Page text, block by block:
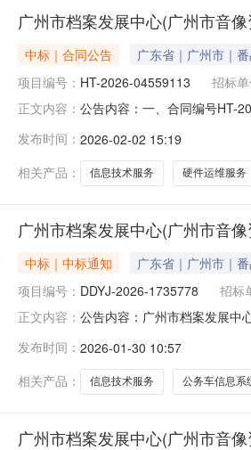
广州市档案发展中心(广州市音
中标｜合同公告 广东省｜广州市｜
项目编号： HT-2026-04559113 招标单
正文内容： 公告内容：一、合同编号HT-
广州市_番禺区大学城档案馆
发布时间： 2026-02-02 15:19
相关产品：
信息技术服务 硬件运维服务
广州市档案发展中心(广州市音
中标｜中标通知 广东省｜广州市｜
项目编号： DDYJ-2026-1735778 招标
正文内容： 公告内容：广州市档案发展中
星航信息科技有限公司（二）
详细
发布时间： 2026-01-30 10:57
相关产品：
信息技术服务 公务车信息系
广州市档案发展中心(广州市音